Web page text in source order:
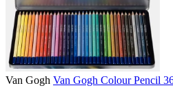
Van Gogh Van Gogh Colour Pencil